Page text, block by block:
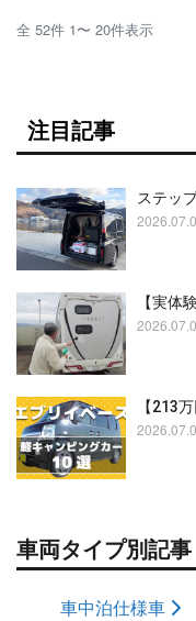
全 52件 1〜 20件表示
注目記事
ステッ
【実体
【213
車両タイプ別記事
車中泊仕様車